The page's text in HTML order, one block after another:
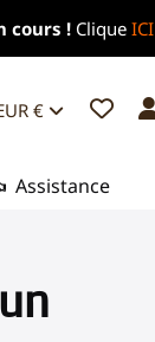
cours ! Clique ICI
€
Assistance